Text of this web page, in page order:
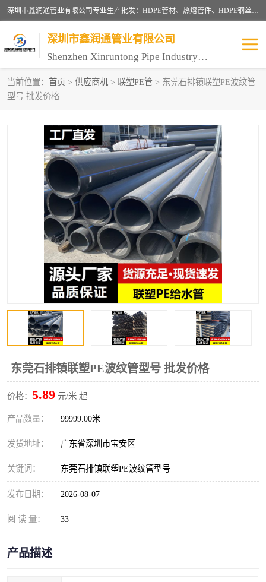
深圳市鑫润通管业有限公司专业生产批发：HDPE管材、热熔管件、HDPE钢丝骨架管、电熔管件、HDPE双壁波纹管、MPP电力管、井盖、PVC管材管件、PPR管材管件等；公司自创建以来，始终秉承“团结、务实、创新、守信”的服务宗旨，凭借专业的服务以及多年的勤奋拼搏，发展成为一家专业销售各种管材管件，绝缘电工套管及配件等系列产品的贸易公司。
深圳市鑫润通管业有限公司
Shenzhen Xinruntong Pipe Industry Co., Ltd
当前位置： 首页 > 供应商机 > 联塑PE管 > 东莞石排镇联塑PE波纹管
型号 批发价格
东莞石排镇联塑PE波纹管型号 批发价格
价格： 5.89 元/米 起
产品数量： 99999.00米
发货地址： 广东省深圳市宝安区
关键词： 东莞石排镇联塑PE波纹管型号
发布日期： 2026-08-07
阅 读 量： 33
产品描述
HDPE管材给水管
HDPE双壁波纹管 HDPE电力通讯管
UPVC电力通讯管 MPP电力通信管
联塑PVC管 联塑PPR管
联塑PE管 联塑家装红蓝线管